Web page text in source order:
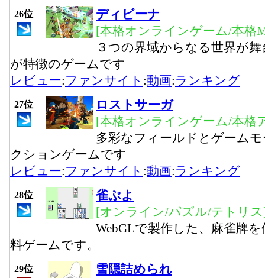
26位
ディビーナ
[本格オンラインゲーム/本格
３つの界域からなる世界が
が特徴のゲームです
レビュー:ファンサイト :動画:ランキング
27位
ロストサーガ
[本格オンラインゲーム/本格
多彩なフィールドとゲーム
クションゲームです
レビュー:ファンサイト :動画:ランキング
28位
雀ぷよ
[オンライン/パズル/テトリ
WebGLで製作した、麻雀牌
料ゲームです。
29位
雪隠詰められ